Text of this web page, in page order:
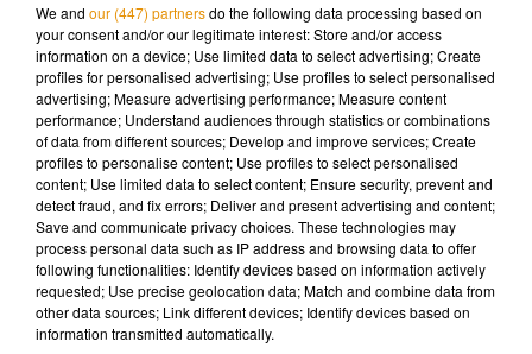
We and our (447) partnersdo the following data processing based on
your consent and/or our legitimate interest: Store and/or access
information on a device; Use limited data to select advertising; Create
profiles for personalised advertising; Use profiles to select personalised
advertising; Measure advertising performance; Measure content
performance; Understand audiences through statistics or combinations
of data from different sources; Develop and improve services; Create
profiles to personalise content; Use profiles to select personalised
content; Use limited data to select content; Ensure security, prevent and
detect fraud, and fix errors; Deliver and present advertising and content;
Save and communicate privacy choices. These technologies may
process personal data such as IP address and browsing data to offer
following functionalities: Identify devices based on information actively
requested; Use precise geolocation data; Match and combine data from
other data sources; Link different devices; Identify devices based on
information transmitted automatically.